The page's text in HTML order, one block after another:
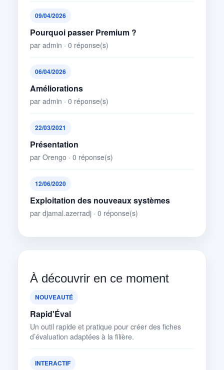
09/04/2026
Pourquoi passer Premium ?
par admin · 0 réponse(s)
06/04/2026
Améliorations
par admin · 0 réponse(s)
22/03/2021
Présentation
par Orengo · 0 réponse(s)
12/06/2020
Exploitation des nouveaux systèmes
par djamal.azerradj · 0 réponse(s)
À découvrir en ce moment
NOUVEAUTÉ
Rapid'Éval
Un outil rapide et pratique pour créer des fiches
d’évaluation adaptées à la filière.
INTERACTIF